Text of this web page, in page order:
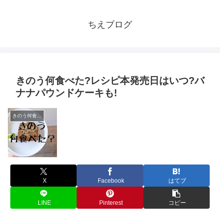
ちえブログ
きのう何食べた?レシピ本発売日はいつ?バ
ナナパウンドケーキも!
きのう何食べた？
X Facebook はてブ
LINE Pinterest コピー